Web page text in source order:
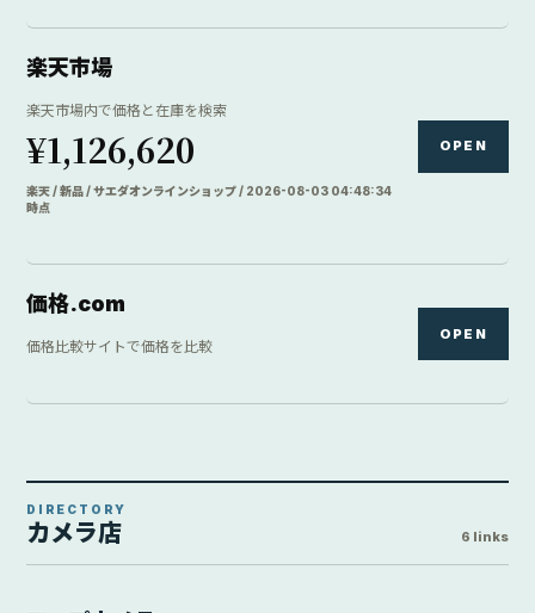
楽天市場
楽天市場内で価格と在庫を検索
¥1,126,620
楽天 / 新品 / サエダオンラインショップ / 2026-08-03 04:48:34
時点
OPEN
価格.com
価格比較サイトで価格を比較
OPEN
DIRECTORY
カメラ店 6 links